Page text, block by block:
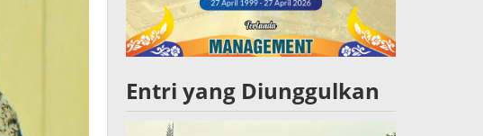
Entri yang Diunggulkan